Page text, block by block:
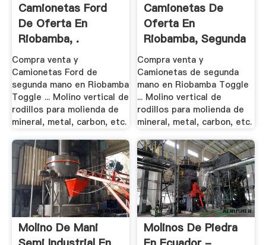
Camionetas Ford
De Oferta En
Riobamba, .
Compra venta y
Camionetas Ford de
segunda mano en Riobamba
Toggle ... Molino vertical de
rodillos para molienda de
mineral, metal, carbon, etc.
Camionetas De
Oferta En
Riobamba, Segunda
Mano
Compra venta y
Camionetas de segunda
mano en Riobamba Toggle
... Molino vertical de
rodillos para molienda de
mineral, metal, carbon, etc.
Molino De Mani
Molinos De Piedra